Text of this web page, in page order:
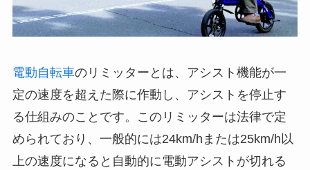
電動自転車のリミッターとは、アシスト機能が一
定の速度を超えた際に作動し、アシストを停止す
る仕組みのことです。このリミッターは法律で定
められており、一般的には24km/hまたは25km/h以
上の速度になると自動的に電動アシストが切れる